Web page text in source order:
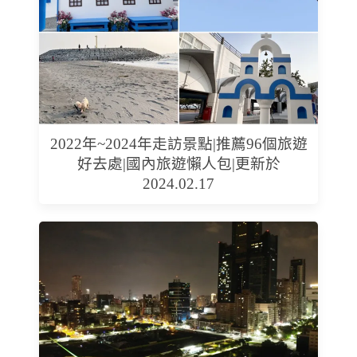
2022年~2024年走訪景點|推薦96個旅遊
好去處|國內旅遊懶人包|更新於
2024.02.17